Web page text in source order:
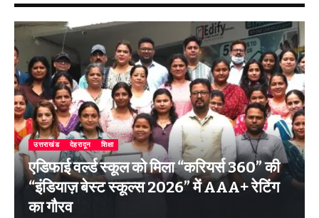
उत्तराखंड देहरादून शिक्षा
एडिफाई वर्ल्ड स्कूल को मिला “करियर्स 360” की
“इंडियाज़ बेस्ट स्कूल्स 2026” में AAA+ रेटिंग
का गौरव